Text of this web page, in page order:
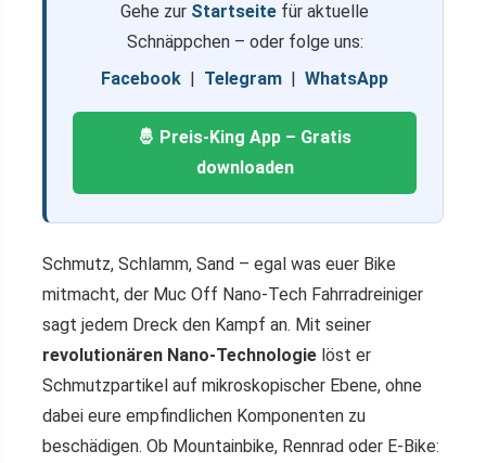
Gehe zur Startseite für aktuelle
Schnäppchen – oder folge uns:
Facebook | Telegram | WhatsApp
🤴 Preis-King App – Gratis
downloaden
Schmutz, Schlamm, Sand – egal was euer Bike
mitmacht, der Muc Off Nano-Tech Fahrradreiniger
sagt jedem Dreck den Kampf an. Mit seiner
revolutionären Nano-Technologie löst er
Schmutzpartikel auf mikroskopischer Ebene, ohne
dabei eure empfindlichen Komponenten zu
beschädigen. Ob Mountainbike, Rennrad oder E-Bike: